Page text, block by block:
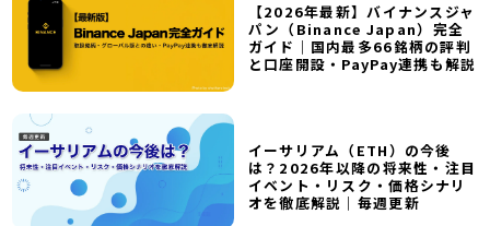
【2026年最新】バイナンスジャ
パン（Binance Japan）完全
ガイド｜国内最多66銘柄の評判
と口座開設・PayPay連携も解説
イーサリアム（ETH）の今後
は？2026年以降の将来性・注目
イベント・リスク・価格シナリ
オを徹底解説｜毎週更新